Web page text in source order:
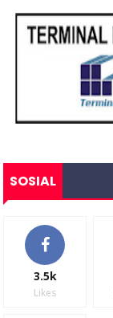
SOSIAL
3.5k
Likes